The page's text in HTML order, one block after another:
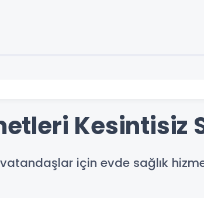
Kesintisiz
için evde sağlık